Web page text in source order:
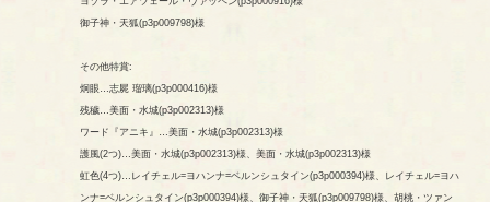
御子神・天狐(p3p009798)様
その他特賞:
炯眼…志屍 瑠璃(p3p000416)様
残穢…美面・水城(p3p002313)様
ワード『アニキ』…美面・水城(p3p002313)様
護風(2つ)…美面・水城(p3p002313)様、美面・水城(p3p002313)様
虹色(4つ)…レイチェル=ヨハンナ=ベルンシュタイン(p3p000394)様、レイチェル=ヨハ
ンナ=ベルンシュタイン(p3p000394)様、御子神・天狐(p3p009798)様、胡桃・ツァン